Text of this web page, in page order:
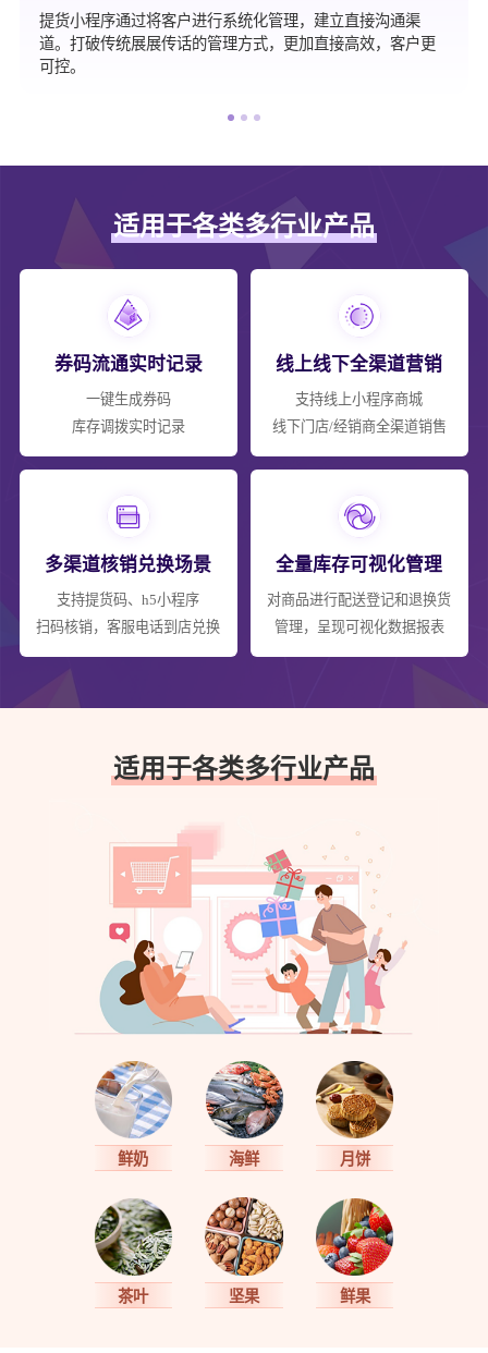
提货小程序通过将客户进行系统化管理，建立直接沟通渠
道。打破传统展展传话的管理方式，更加直接高效，客户更
可控。
适用于各类多行业产品
券码流通实时记录
一键生成券码
库存调拨实时记录
线上线下全渠道营销
支持线上小程序商城
线下门店/经销商全渠道销售
多渠道核销兑换场景
支持提货码、h5小程序
扫码核销，客服电话到店兑换
全量库存可视化管理
对商品进行配送登记和退换货
管理，呈现可视化数据报表
适用于各类多行业产品
鲜奶 海鲜 月饼
茶叶 坚果 鲜果